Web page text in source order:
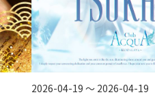
2026-04-19 ～ 2026-04-19